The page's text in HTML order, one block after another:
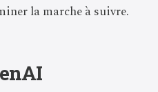
la marche à suivre.